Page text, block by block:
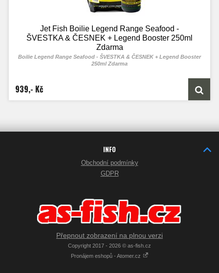
Jet Fish Boilie Legend Range Seafood -
ŠVESTKA & ČESNEK + Legend Booster 250ml
Zdarma
Boilie Legend Range Seafood - ŠVESTKA & ČESNEK + Legend Booster
250ml Zdarma
939,- Kč
INFO
Obchodní podmínky
GDPR
Přepnout zobrazení na plnou verzi
Copyright 2017 - 2026 © as-fish.cz
Pronájem eshopů - Atomer.cz